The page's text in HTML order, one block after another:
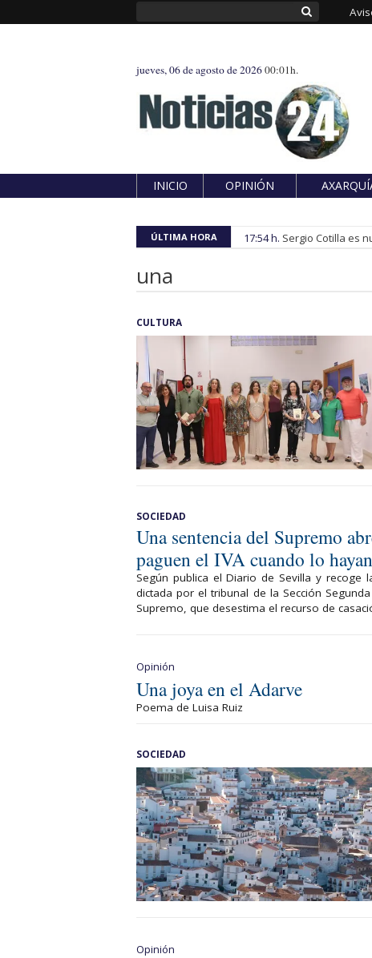
jueves, 06 de agosto de 202600:01h.
INICIO OPINIÓN
ÚLTIMA HORA 17:54 h. Sergio Cotilla es
una
CULTURA
SOCIEDAD
Una sentencia del Supremo
paguen el IVA cuando lo
Según publica el Diario de Sevilla y recoge
dictada por el tribunal de la Sección
Supremo, que desestima el recurso de
Opinión
Una joya en el Adarve
Poema de Luisa Ruiz
SOCIEDAD
Opinión